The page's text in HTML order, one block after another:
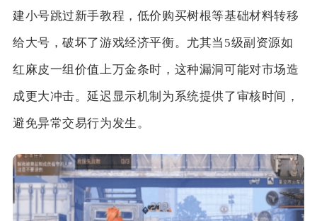
建小号跳过新手教程，低价购买树根等基础材料转移
给大号，破坏了游戏经济平衡。尤其当5级副资源如
红麻皮一组价值上万金条时，这种漏洞可能对市场造
成更大冲击。延迟显示机制为系统提供了审核时间，
避免异常交易行为发生。